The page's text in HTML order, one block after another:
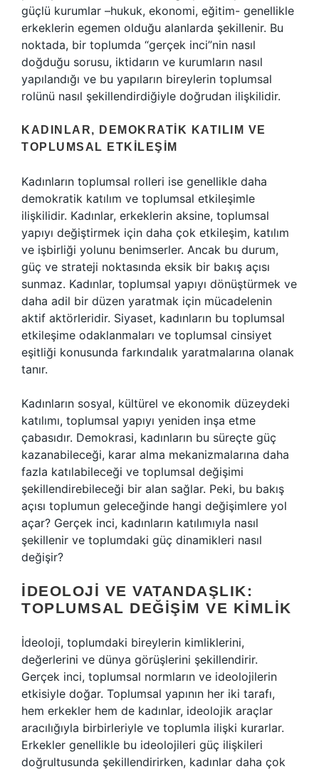
güçlü kurumlar –hukuk, ekonomi, eğitim- genellikle
erkeklerin egemen olduğu alanlarda şekillenir. Bu
noktada, bir toplumda “gerçek inci”nin nasıl
doğduğu sorusu, iktidarın ve kurumların nasıl
yapılandığı ve bu yapıların bireylerin toplumsal
rolünü nasıl şekillendirdiğiyle doğrudan ilişkilidir.
KADINLAR, DEMOKRATIK KATILIM VE
TOPLUMSAL ETKILEŞIM
Kadınların toplumsal rolleri ise genellikle daha
demokratik katılım ve toplumsal etkileşimle
ilişkilidir. Kadınlar, erkeklerin aksine, toplumsal
yapıyı değiştirmek için daha çok etkileşim, katılım
ve işbirliği yolunu benimserler. Ancak bu durum,
güç ve strateji noktasında eksik bir bakış açısı
sunmaz. Kadınlar, toplumsal yapıyı dönüştürmek ve
daha adil bir düzen yaratmak için mücadelenin
aktif aktörleridir. Siyaset, kadınların bu toplumsal
etkileşime odaklanmaları ve toplumsal cinsiyet
eşitliği konusunda farkındalık yaratmalarına olanak
tanır.
Kadınların sosyal, kültürel ve ekonomik düzeydeki
katılımı, toplumsal yapıyı yeniden inşa etme
çabasıdır. Demokrasi, kadınların bu süreçte güç
kazanabileceği, karar alma mekanizmalarına daha
fazla katılabileceği ve toplumsal değişimi
şekillendirebileceği bir alan sağlar. Peki, bu bakış
açısı toplumun geleceğinde hangi değişimlere yol
açar? Gerçek inci, kadınların katılımıyla nasıl
şekillenir ve toplumdaki güç dinamikleri nasıl
değişir?
İDEOLOJI VE VATANDAŞLIK:
TOPLUMSAL DEĞIŞIM VE KIMLIK
İdeoloji, toplumdaki bireylerin kimliklerini,
değerlerini ve dünya görüşlerini şekillendirir.
Gerçek inci, toplumsal normların ve ideolojilerin
etkisiyle doğar. Toplumsal yapının her iki tarafı,
hem erkekler hem de kadınlar, ideolojik araçlar
aracılığıyla birbirleriyle ve toplumla ilişki kurarlar.
Erkekler genellikle bu ideolojileri güç ilişkileri
doğrultusunda şekillendirirken, kadınlar daha çok